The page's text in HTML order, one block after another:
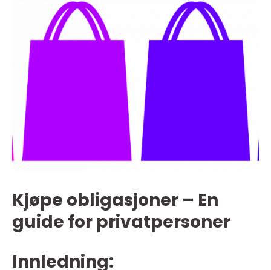
Kjøpe obligasjoner – En
guide for privatpersoner
Innledning: